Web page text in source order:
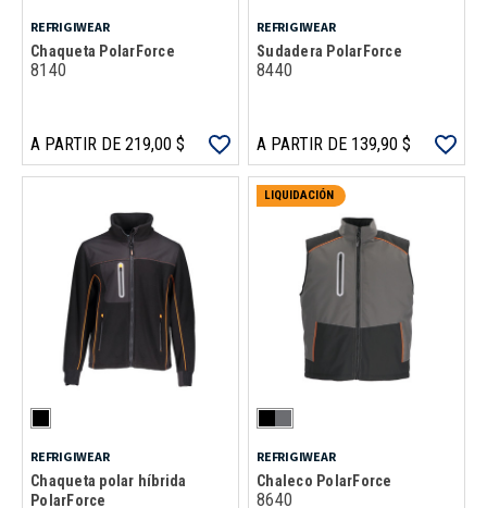
REFRIGIWEAR
Chaqueta PolarForce
8140
A PARTIR DE 219,00 $
REFRIGIWEAR
Sudadera PolarForce
8440
A PARTIR DE 139,90 $
REFRIGIWEAR
Chaqueta polar híbrida
PolarForce
LIQUIDACIÓN
REFRIGIWEAR
Chaleco PolarForce
8640